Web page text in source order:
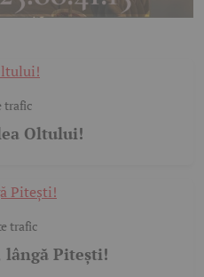
trafic
Oltului!
trafic
lângă Pitești!